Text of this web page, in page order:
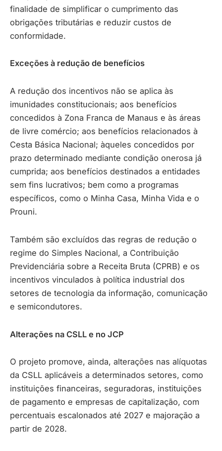
finalidade de simplificar o cumprimento das
obrigações tributárias e reduzir custos de
conformidade.
Exceções à redução de benefícios
A redução dos incentivos não se aplica às
imunidades constitucionais; aos benefícios
concedidos à Zona Franca de Manaus e às áreas
de livre comércio; aos benefícios relacionados à
Cesta Básica Nacional; àqueles concedidos por
prazo determinado mediante condição onerosa já
cumprida; aos benefícios destinados a entidades
sem fins lucrativos; bem como a programas
específicos, como o Minha Casa, Minha Vida e o
Prouni.
Também são excluídos das regras de redução o
regime do Simples Nacional, a Contribuição
Previdenciária sobre a Receita Bruta (CPRB) e os
incentivos vinculados à política industrial dos
setores de tecnologia da informação, comunicação
e semicondutores.
Alterações na CSLL e no JCP
O projeto promove, ainda, alterações nas alíquotas
da CSLL aplicáveis a determinados setores, como
instituições financeiras, seguradoras, instituições
de pagamento e empresas de capitalização, com
percentuais escalonados até 2027 e majoração a
partir de 2028.